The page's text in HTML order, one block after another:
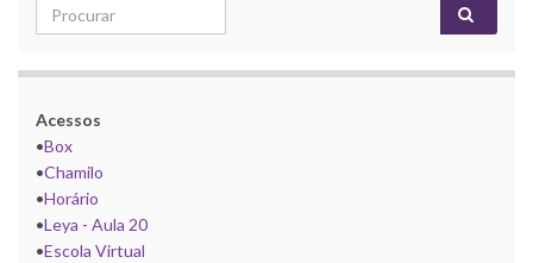
Search for:
Acessos
•Box
•Chamilo
•Horário
•Leya - Aula 20
•Escola Virtual